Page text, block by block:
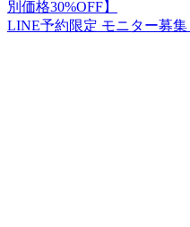
LINE予約限定 モニター募集